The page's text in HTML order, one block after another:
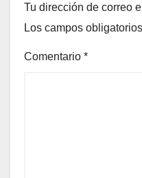
Tu dirección de correo
Los campos
Comentario *